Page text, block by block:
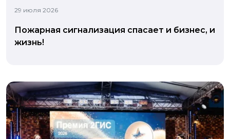
29 июля 2026
Пожарная сигнализация спасает и бизнес, и
жизнь!